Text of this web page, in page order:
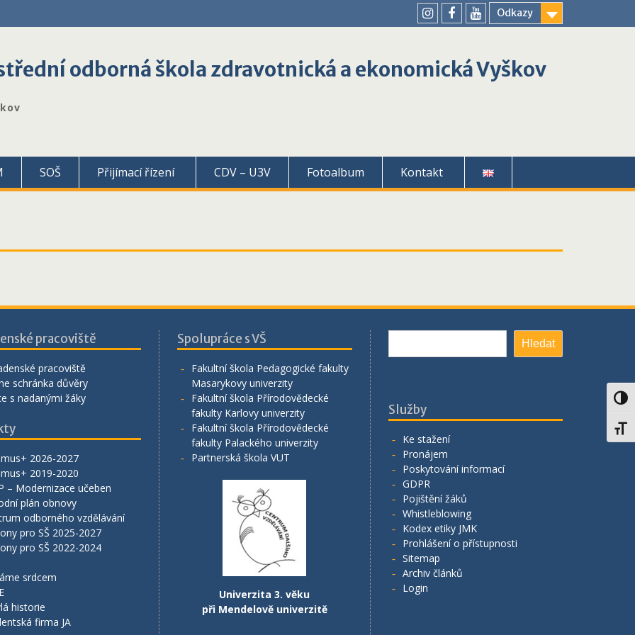
Odkazy
youtube
odborná škola zdravotnická a ekonomická Vyškov
SOŠ Přijímací řízení CDV – U3V Fotoalbum Kontakt
pracoviště
pracoviště
schránka důvěry
s nadanými žáky
2026-2027
2019-2020
– Modernizace učeben
plán obnovy
odborného vzdělávání
pro SŠ 2025-2027
pro SŠ 2022-2024
srdcem
historie
firma JA
Spolupráce s VŠ
Fakultní škola Pedagogické fakulty
Masarykovy univerzity
Fakultní škola Přírodovědecké
fakulty Karlovy univerzity
Fakultní škola Přírodovědecké
fakulty Palackého univerzity
Partnerská škola VUT
Univerzita 3. věku
při Mendelově univerzitě
Hledat
Služby
Ke stažení
Pronájem
Poskytování informací
GDPR
Pojištění žáků
Whistleblowing
Kodex etiky JMK
Prohlášení o přístupnosti
Sitemap
Archiv článků
Login